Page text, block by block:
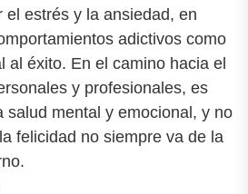
el estrés y la ansiedad, en
adictivos como
al éxito. En el camino hacia el
y profesionales, es
salud mental y emocional, y no
felicidad no siempre va de la